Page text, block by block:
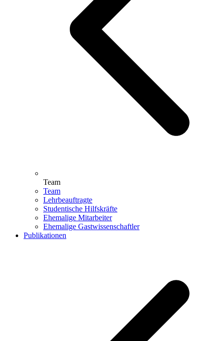
Team
Team
Lehrbeauftragte
Studentische Hilfskräfte
Ehemalige Mitarbeiter
Ehemalige Gastwissenschaftler
Publikationen